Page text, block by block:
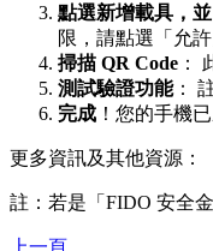
點選新增載具，並
限，請點選「允許
掃描 QR Code ：
測試驗證功能：
完成 ！您的手機
更多資訊及其他資源：
註：若是「FIDO 安全
上一頁